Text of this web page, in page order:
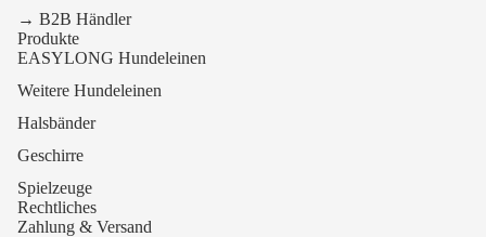
→ B2B Händler
Produkte
EASYLONG Hundeleinen
Weitere Hundeleinen
Halsbänder
Geschirre
Spielzeuge
Rechtliches
Zahlung & Versand